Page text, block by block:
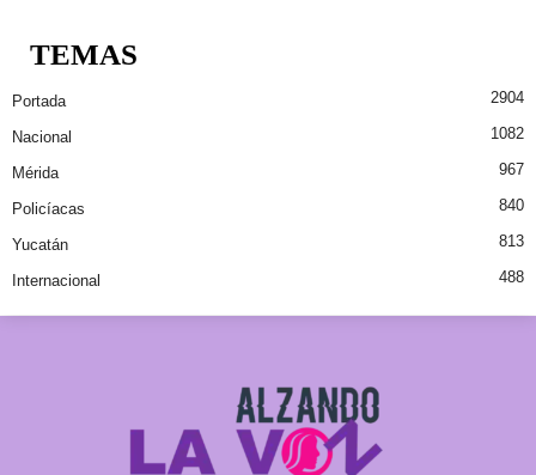
TEMAS
Portada 2904
Nacional 1082
Mérida 967
Policíacas 840
Yucatán 813
Internacional 488